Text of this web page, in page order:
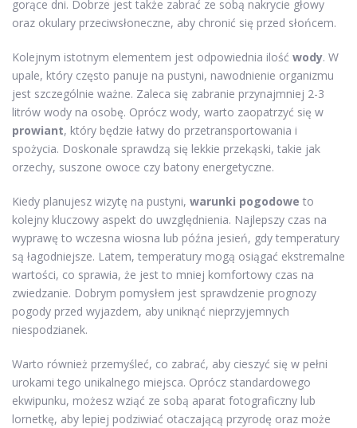
gorące dni. Dobrze jest także zabrać ze sobą nakrycie głowy
oraz okulary przeciwsłoneczne, aby chronić się przed słońcem.
Kolejnym istotnym elementem jest odpowiednia ilość wody. W
upale, który często panuje na pustyni, nawodnienie organizmu
jest szczególnie ważne. Zaleca się zabranie przynajmniej 2-3
litrów wody na osobę. Oprócz wody, warto zaopatrzyć się w
prowiant, który będzie łatwy do przetransportowania i
spożycia. Doskonale sprawdzą się lekkie przekąski, takie jak
orzechy, suszone owoce czy batony energetyczne.
Kiedy planujesz wizytę na pustyni, warunki pogodowe to
kolejny kluczowy aspekt do uwzględnienia. Najlepszy czas na
wyprawę to wczesna wiosna lub późna jesień, gdy temperatury
są łagodniejsze. Latem, temperatury mogą osiągać ekstremalne
wartości, co sprawia, że jest to mniej komfortowy czas na
zwiedzanie. Dobrym pomysłem jest sprawdzenie prognozy
pogody przed wyjazdem, aby uniknąć nieprzyjemnych
niespodzianek.
Warto również przemyśleć, co zabrać, aby cieszyć się w pełni
urokami tego unikalnego miejsca. Oprócz standardowego
ekwipunku, możesz wziąć ze sobą aparat fotograficzny lub
lornetkę, aby lepiej podziwiać otaczającą przyrodę oraz może